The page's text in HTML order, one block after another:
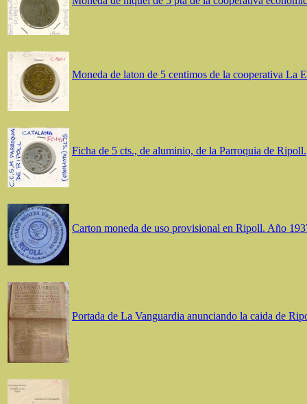
Moneda de laton de 5 centimos de la cooperativa La
Ficha de 5 cts., de aluminio, de la Parroquia de Ripoll.
Carton moneda de uso provisional en Ripoll. Año
Portada de La Vanguardia anunciando la caida de